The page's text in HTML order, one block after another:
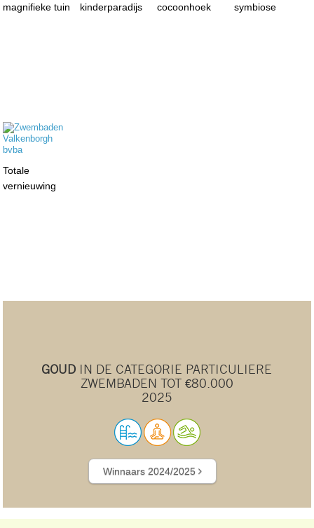
magnifieke tuin
kinderparadijs
cocoonhoek
symbiose
Totale
vernieuwing
GOUD IN DE CATEGORIE PARTICULIERE
ZWEMBADEN TOT €80.000
2025
Winnaars 2024/2025